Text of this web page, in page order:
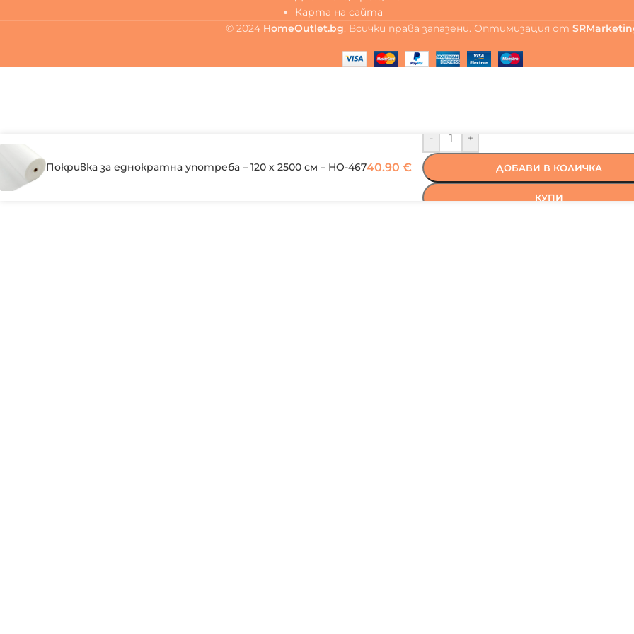
Карта на сайта
© 2024 HomeOutlet.bg. Всички права запазени. Оптимизация от
Покривка за еднократна употреба – 120 х 2500 см – HO-46740.90 €
- +
ДОБАВИ В КОЛИЧКА
КУПИ